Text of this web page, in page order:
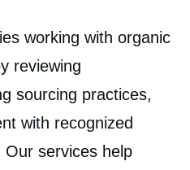
working with organic
reviewing
sourcing practices,
with recognized
services help